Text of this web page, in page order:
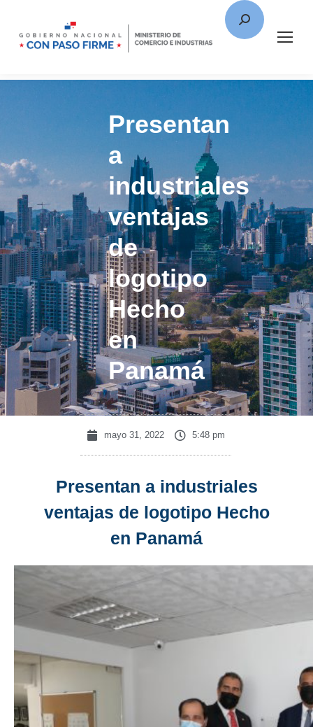
Presentan
a
industriales
ventajas
de
logotipo
Hecho
en
Panamá
mayo 31, 2022 5:48 pm
Presentan a industriales
ventajas de logotipo Hecho
en Panamá